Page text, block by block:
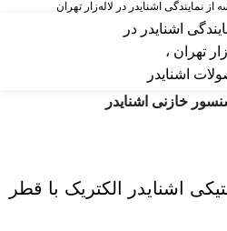
نمایندگی اشنایدر در لاله‌زار تهران
خازنی اشنایدر
اشنایدر الکتریک با قطر